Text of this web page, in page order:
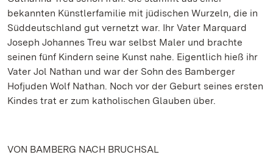
bekannten Künstlerfamilie mit jüdischen Wurzeln, die in
Süddeutschland gut vernetzt war. Ihr Vater Marquard
Joseph Johannes Treu war selbst Maler und brachte
seinen fünf Kindern seine Kunst nahe. Eigentlich hieß ihr
Vater Jol Nathan und war der Sohn des Bamberger
Hofjuden Wolf Nathan. Noch vor der Geburt seines ersten
Kindes trat er zum katholischen Glauben über.
VON BAMBERG NACH BRUCHSAL